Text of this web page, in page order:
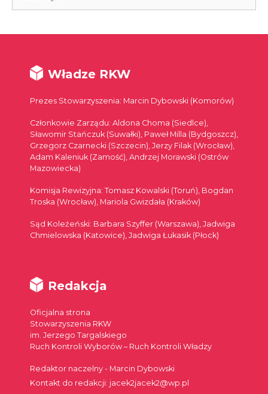
Władze RKW
Prezes Stowarzyszenia: Marcin Dybowski (Komorów)
Członkowie Zarządu: Aldona Choma (Siedlce),
Sławomir Stańczuk (Suwałki), Paweł Milla (Bydgoszcz),
Grzegorz Czarnecki (Szczecin), Jerzy Filak (Wrocław),
Adam Kaleniuk (Zamość), Andrzej Morawski (Ostrów
Mazowiecka)
Komisja Rewizyjna: Tomasz Kowalski (Toruń), Bogdan
Troska (Wrocław), Mariola Gwizdała (Kraków)
Sąd Koleżeński: Barbara Szyffer (Warszawa), Jadwiga
Chmielowska (Katowice), Jadwiga Łukasik (Płock)
Redakcja
Oficjalna strona
Stowarzyszenia RKW
im. Jerzego Targalskiego
Ruch Kontroli Wyborów – Ruch Kontroli Władzy
Redaktor naczelny - Marcin Dybowski
Kontakt do redakcji: jacek2jacek2@wp.pl